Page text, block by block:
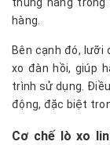
thùng hàng trông
hàng.
Bên cạnh đó, lưỡi
xo đàn hồi, giúp
trình sử dụng.
động, đặc biệt
Cơ chế lò xo